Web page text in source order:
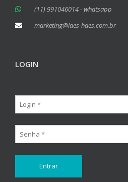
(11) 991046014 - whatsapp
marketing@laes-haes.com.br
LOGIN